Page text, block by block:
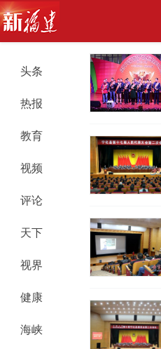
头条
热报
教育
视频
评论
天下
视界
健康
海峡